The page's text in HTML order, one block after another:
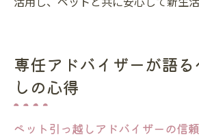
専任アドバイザーが語
しの心得
ペット引っ越しアドバイザーの信